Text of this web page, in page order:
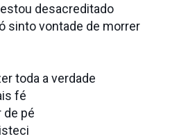
desacreditado
sinto vontade de morrer
toda a verdade
fé
de pé